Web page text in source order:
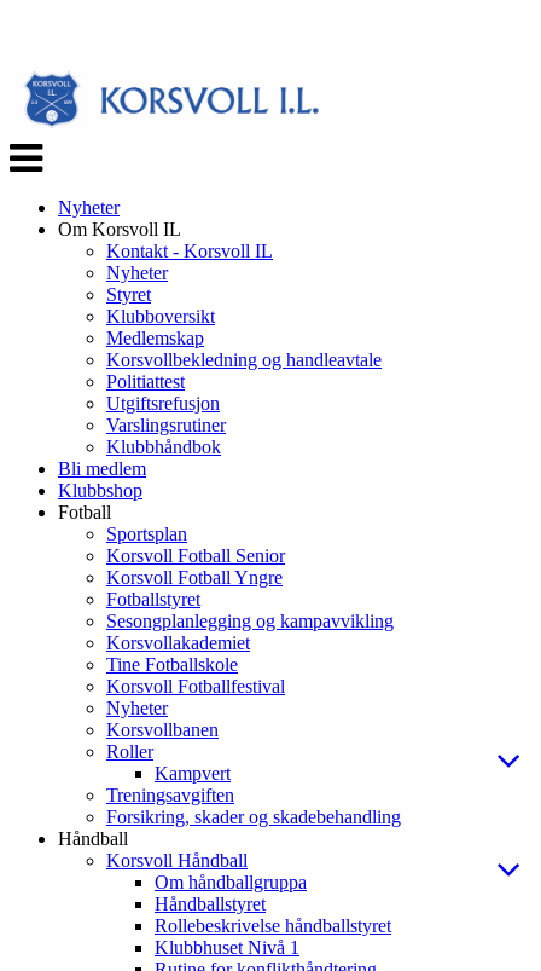
Veksle
navigasjon
Nyheter
Om Korsvoll IL
Kontakt - Korsvoll IL
Nyheter
Styret
Klubboversikt
Medlemskap
Korsvollbekledning og handleavtale
Politiattest
Utgiftsrefusjon
Varslingsrutiner
Klubbhåndbok
Bli medlem
Klubbshop
Fotball
Sportsplan
Korsvoll Fotball Senior
Korsvoll Fotball Yngre
Fotballstyret
Sesongplanlegging og kampavvikling
Korsvollakademiet
Tine Fotballskole
Korsvoll Fotballfestival
Nyheter
Korsvollbanen
Roller
Kampvert
Treningsavgiften
Forsikring, skader og skadebehandling
Håndball
Korsvoll Håndball
Om håndballgruppa
Håndballstyret
Rollebeskrivelse håndballstyret
Klubbhuset Nivå 1